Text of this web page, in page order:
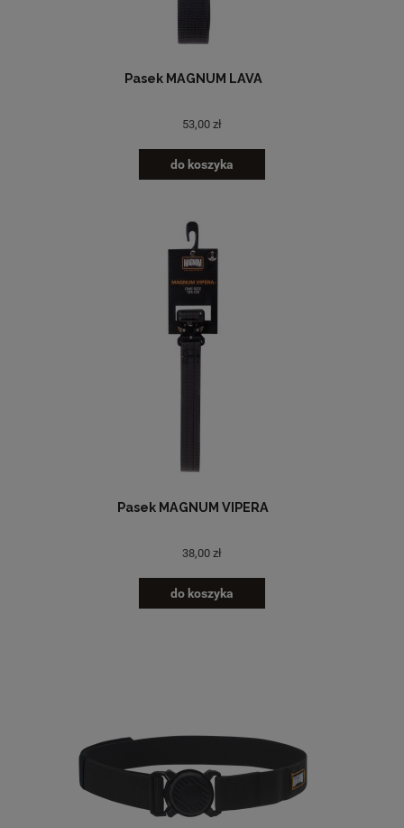
Pasek MAGNUM LAVA
53,00 zł
do koszyka
Pasek MAGNUM VIPERA
38,00 zł
do koszyka